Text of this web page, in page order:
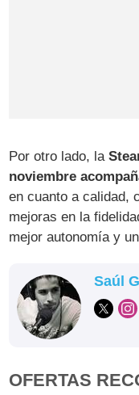
Por otro lado, la
noviembre
en cuanto a calidad,
mejoras en la
mejor autonomía y
Saúl
OFERTAS